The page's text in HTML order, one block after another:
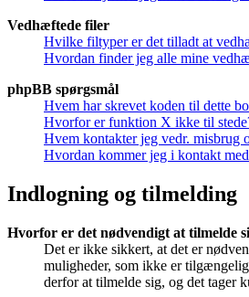
Vedhæftede filer
Hvilke filtyper er det tilladt at
Hvordan finder jeg alle mine
phpBB spørgsmål
Hvem har skrevet koden til dette
Hvorfor er funktion X ikke til
Hvem kontakter jeg vedr. misbrug
Hvordan kommer jeg i kontakt
Indlogning og tilmelding
Hvorfor er det nødvendigt at tilmelde
Det er ikke sikkert, at det er
muligheder, som ikke er
derfor at tilmelde sig, og det tager